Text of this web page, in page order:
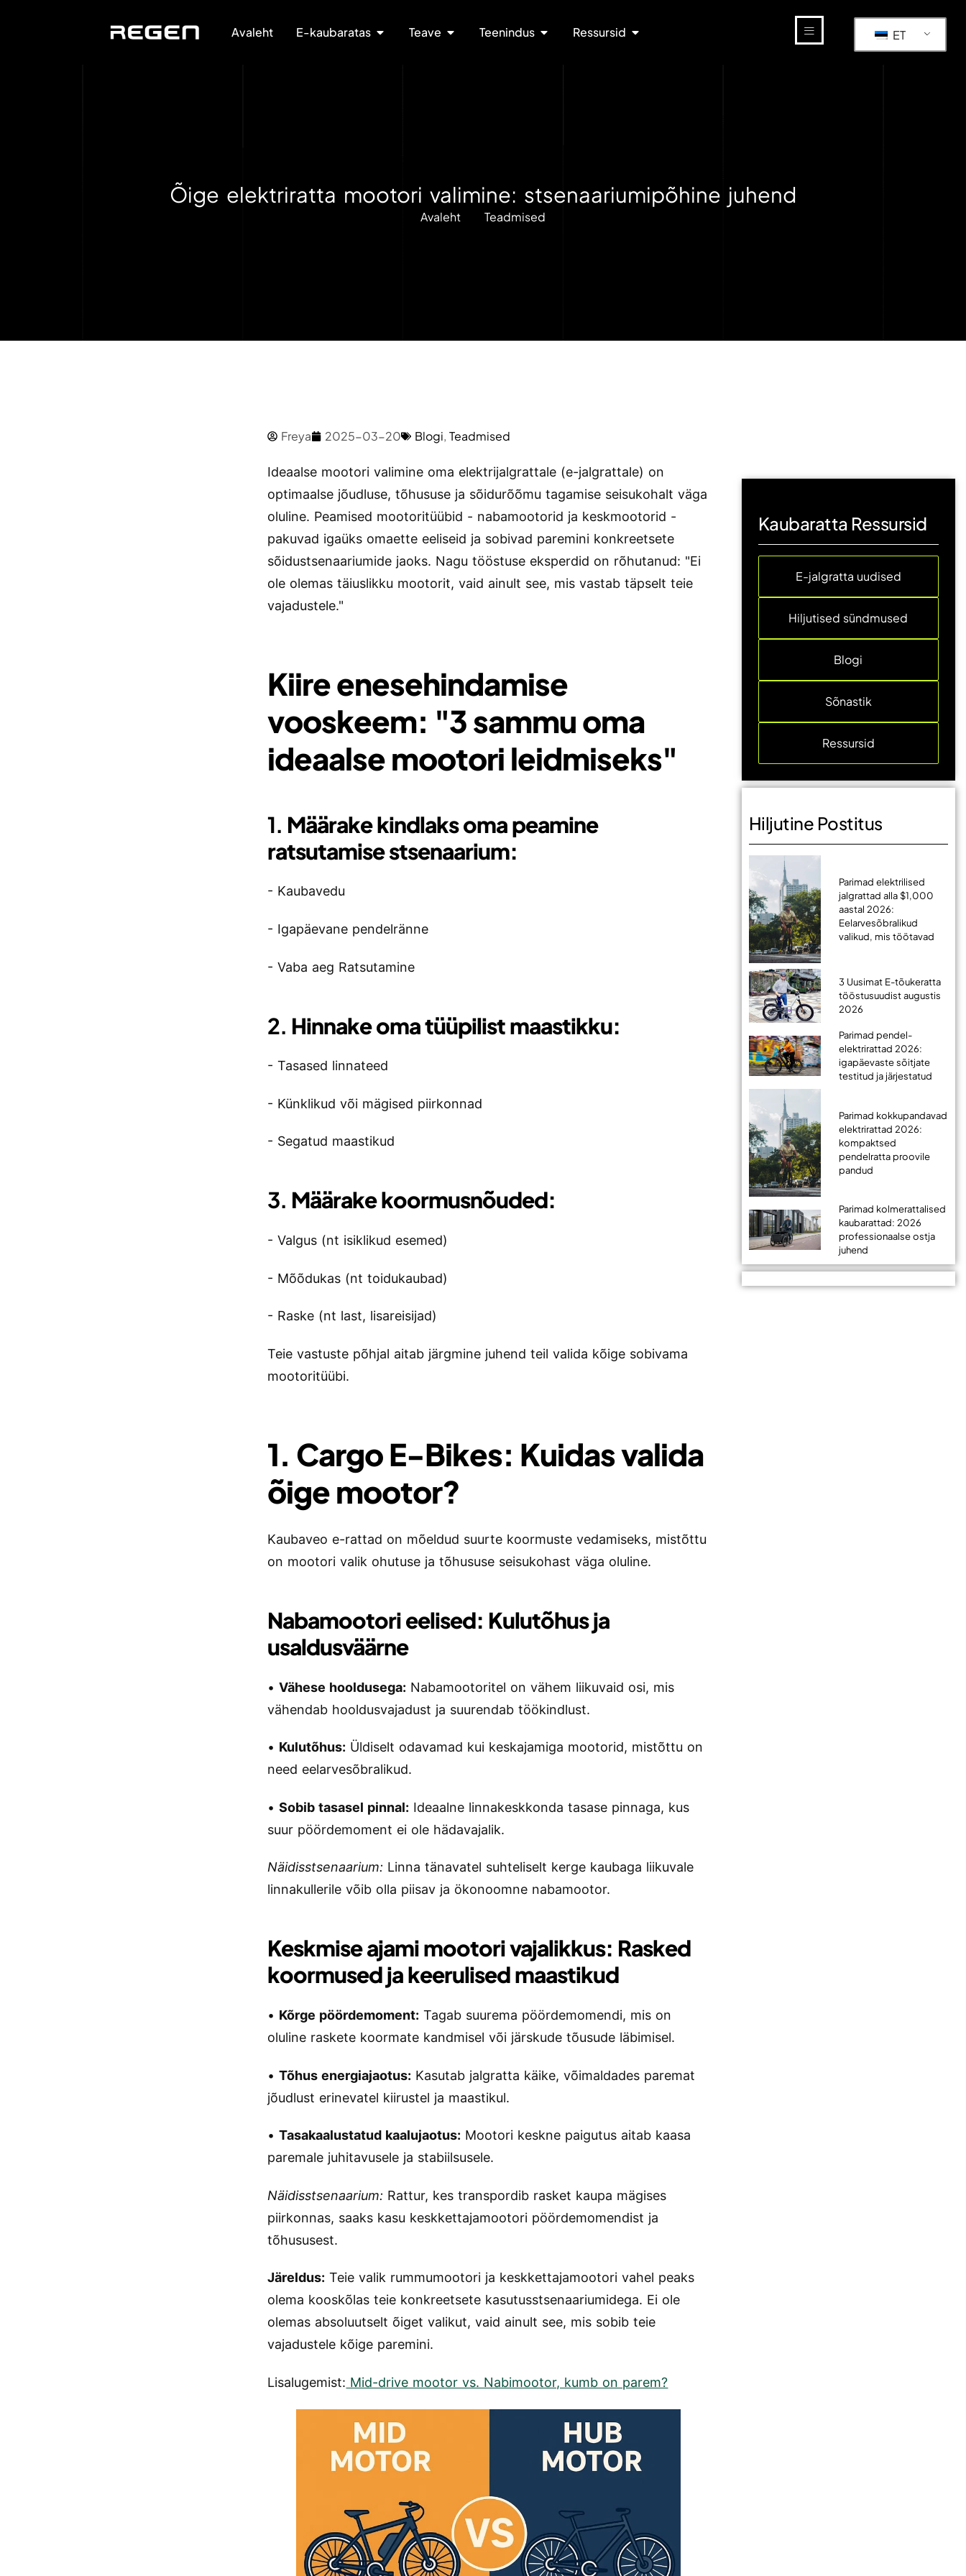
Avaleht E-kaubaratas Teave Teenindus Ressursid ET
Õige elektriratta mootori valimine: stsenaariumipõhine juhend
Avaleht Teadmised
Freya 2025-03-20 Blogi,Teadmised
Ideaalse mootori valimine oma elektrijalgrattale (e-jalgrattale) on
optimaalse jõudluse, tõhususe ja sõidurõõmu tagamise seisukohalt väga
oluline. Peamised mootoritüübid - nabamootorid ja keskmootorid -
pakuvad igaüks omaette eeliseid ja sobivad paremini konkreetsete
sõidustsenaariumide jaoks. Nagu tööstuse eksperdid on rõhutanud: "Ei
ole olemas täiuslikku mootorit, vaid ainult see, mis vastab täpselt teie
vajadustele."
Kiire enesehindamise
vooskeem: "3 sammu oma
ideaalse mootori leidmiseks"
1. Määrake kindlaks oma peamine
ratsutamise stsenaarium:
- Kaubavedu
- Igapäevane pendelränne
- Vaba aeg Ratsutamine
2. Hinnake oma tüüpilist maastikku:
- Tasased linnateed
- Künklikud või mägised piirkonnad
- Segatud maastikud
3. Määrake koormusnõuded:
- Valgus (nt isiklikud esemed)
- Mõõdukas (nt toidukaubad)
- Raske (nt last, lisareisijad)
Teie vastuste põhjal aitab järgmine juhend teil valida kõige sobivama
mootoritüübi.
1. Cargo E-Bikes: Kuidas valida
õige mootor?
Kaubaveo e-rattad on mõeldud suurte koormuste vedamiseks, mistõttu
on mootori valik ohutuse ja tõhususe seisukohast väga oluline.
Nabamootori eelised: Kulutõhus ja
usaldusväärne
•Vähese hooldusega: Nabamootoritel on vähem liikuvaid osi, mis
vähendab hooldusvajadust ja suurendab töökindlust.
• Kulutõhus: Üldiselt odavamad kui keskajamiga mootorid, mistõttu on
need eelarvesõbralikud.
•Sobib tasasel pinnal: Ideaalne linnakeskkonda tasase pinnaga, kus
suur pöördemoment ei ole hädavajalik.
Näidisstsenaarium: Linna tänavatel suhteliselt kerge kaubaga liikuvale
linnakullerile võib olla piisav ja ökonoomne nabamootor.
Keskmise ajami mootori vajalikkus: Rasked
koormused ja keerulised maastikud
• Kõrge pöördemoment: Tagab suurema pöördemomendi, mis on
oluline raskete koormate kandmisel või järskude tõusude läbimisel.
•Tõhus energiajaotus: Kasutab jalgratta käike, võimaldades paremat
jõudlust erinevatel kiirustel ja maastikul.
•Tasakaalustatud kaalujaotus: Mootori keskne paigutus aitab kaasa
paremale juhitavusele ja stabiilsusele.
Näidisstsenaarium: Rattur, kes transpordib rasket kaupa mägises
piirkonnas, saaks kasu keskkettajamootori pöördemomendist ja
tõhususest.
Järeldus: Teie valik rummumootori ja keskkettajamootori vahel peaks
olema kooskõlas teie konkreetsete kasutusstsenaariumidega. Ei ole
olemas absoluutselt õiget valikut, vaid ainult see, mis sobib teie
vajadustele kõige paremini.
Lisalugemist: Mid-drive mootor vs. Nabimootor, kumb on parem?
Kaubaratta Ressursid
E-jalgratta uudised
Hiljutised sündmused
Blogi
Sõnastik
Ressursid
Hiljutine Postitus
Parimad elektrilised
jalgrattad alla $1,000
aastal 2026:
Eelarvesõbralikud
valikud, mis töötavad
3 Uusimat E-tõukeratta
tööstusuudist augustis
2026
Parimad pendel-
elektrirattad 2026:
igapäevaste sõitjate
testitud ja järjestatud
Parimad kokkupandavad
elektrirattad 2026:
kompaktsed
pendelratta proovile
pandud
Parimad kolmerattalised
kaubarattad: 2026
professionaalse ostja
juhend